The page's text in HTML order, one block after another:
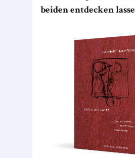
beiden entdecken